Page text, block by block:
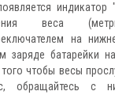
индикатор
веса
на
заряде батарейки
чтобы весы
обращайтесь с